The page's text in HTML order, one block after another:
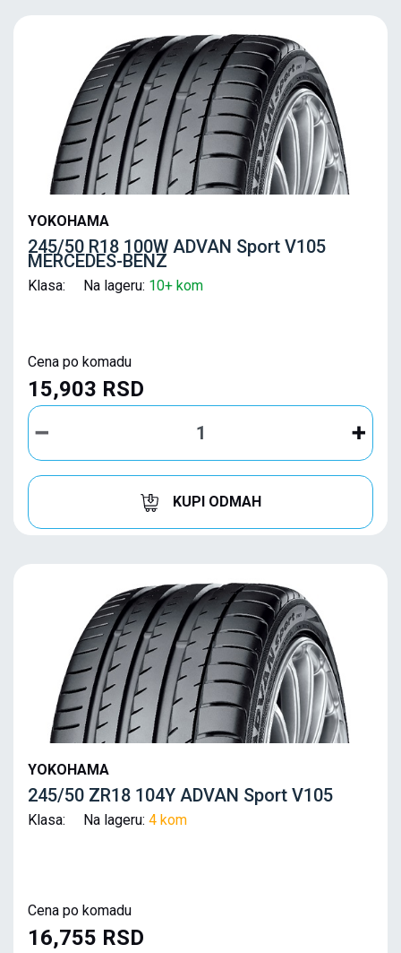
YOKOHAMA
245/50 R18 100W ADVAN Sport V105
MERCEDES-BENZ
Klasa: Na lageru: 10+ kom
Cena po komadu
15,903 RSD
KUPI ODMAH
YOKOHAMA
245/50 ZR18 104Y ADVAN Sport V105
Klasa: Na lageru: 4 kom
Cena po komadu
16,755 RSD